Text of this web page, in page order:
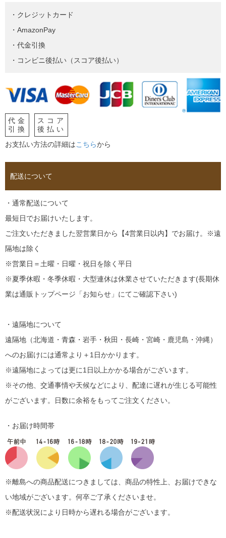
・クレジットカード
・AmazonPay
・代金引換
・コンビニ後払い（スコア後払い）
代金
引換
スコア
後払い
お支払い方法の詳細はこちらから
配送について
・通常配送について
最短日でお届けいたします。
ご注文いただきました翌営業日から【4営業日以内】でお届け。※遠
隔地は除く
※営業日＝土曜・日曜・祝日を除く平日
※夏季休暇・冬季休暇・大型連休は休業させていただきます(長期休
業は通販トップページ「お知らせ」にてご確認下さい)
・遠隔地について
遠隔地（北海道・青森・岩手・秋田・長崎・宮崎・鹿児島・沖縄）
へのお届けには通常より＋1日かかります。
※遠隔地によっては更に1日以上かかる場合がございます。
※その他、交通事情や天候などにより、配達に遅れが生じる可能性
がございます。日数に余裕をもってご注文ください。
・お届け時間帯
※離島への商品配送につきましては、商品の特性上、お届けできな
い地域がございます。何卒ご了承くださいませ。
※配送状況により日時から遅れる場合がございます。